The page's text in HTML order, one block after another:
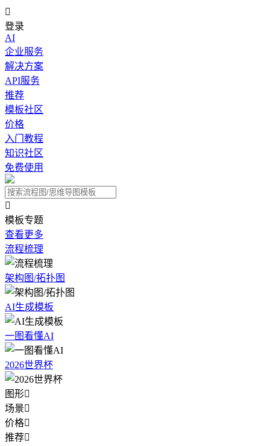

登录
AI
企业服务
解决方案
API服务
推荐
模板社区
价格
入门教程
知识社区
免费使用

模板专题
查看更多
流程梳理
架构图/拓扑图
AI生成模板
一图看懂AI
2026世界杯
图形
场景
价格
推荐